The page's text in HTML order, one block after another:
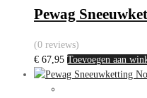
Pewag
(0 reviews)
€ 67,95 Toevoegen aan